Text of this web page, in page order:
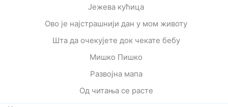
Јежева кућица
Ово је најстрашнији дан у мом животу
Шта да очекујете док чекате бебу
Мишко Пишко
Развојна мапа
Од читања се расте